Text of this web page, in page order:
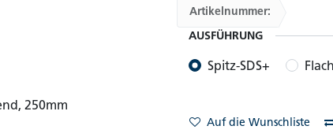
Artikelnummer:
AUSFÜHRUNG
Spitz-SDS+
Auf die Wunschliste